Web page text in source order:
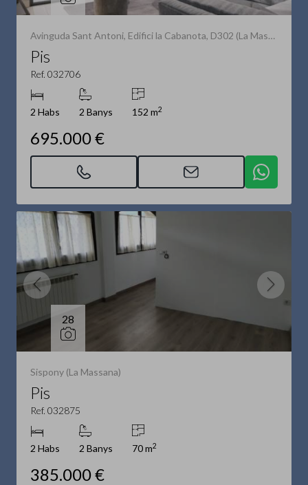
Avinguda Sant Antoni, Edifici la Cabanota, D302 (La Massana)
Pis
Ref. 032706
2 Habs 2 Banys 152 m2
695.000 €
28
Sispony (La Massana)
Pis
Ref. 032875
2 Habs 2 Banys 70 m2
385.000 €